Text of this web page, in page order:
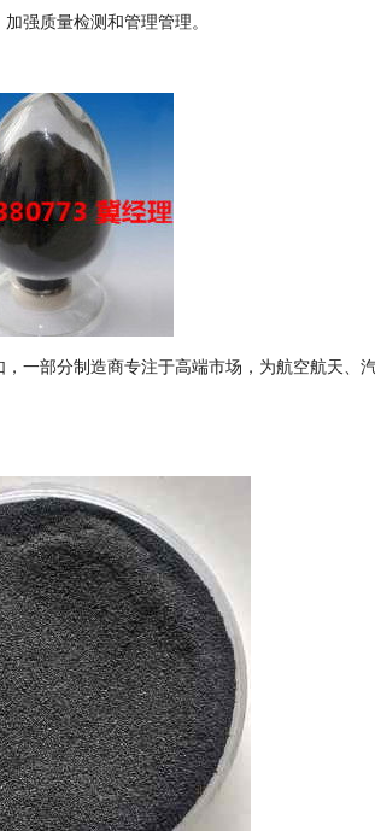
强质量检测和管理管理。
一部分制造商专注于高端市场，为航空航天、